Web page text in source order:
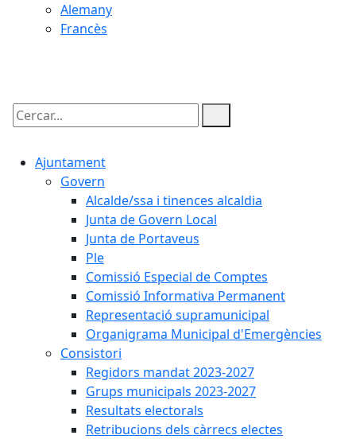
Alemany
Francès
Cercar:
Ajuntament
Govern
Alcalde/ssa i tinences alcaldia
Junta de Govern Local
Junta de Portaveus
Ple
Comissió Especial de Comptes
Comissió Informativa Permanent
Representació supramunicipal
Organigrama Municipal d'Emergències
Consistori
Regidors mandat 2023-2027
Grups municipals 2023-2027
Resultats electorals
Retribucions dels càrrecs electes